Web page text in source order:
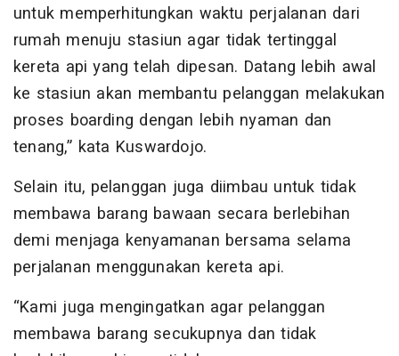
untuk memperhitungkan waktu perjalanan dari
rumah menuju stasiun agar tidak tertinggal
kereta api yang telah dipesan. Datang lebih awal
ke stasiun akan membantu pelanggan melakukan
proses boarding dengan lebih nyaman dan
tenang,” kata Kuswardojo.
Selain itu, pelanggan juga diimbau untuk tidak
membawa barang bawaan secara berlebihan
demi menjaga kenyamanan bersama selama
perjalanan menggunakan kereta api.
“Kami juga mengingatkan agar pelanggan
membawa barang secukupnya dan tidak